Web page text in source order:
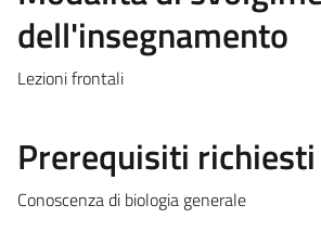
dell'insegnamento
Lezioni frontali
Prerequisiti richiesti
Conoscenza di biologia generale